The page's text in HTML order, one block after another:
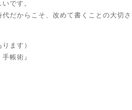
です。
だからこそ、改めて書くことの大切さ
ます）
帳術』